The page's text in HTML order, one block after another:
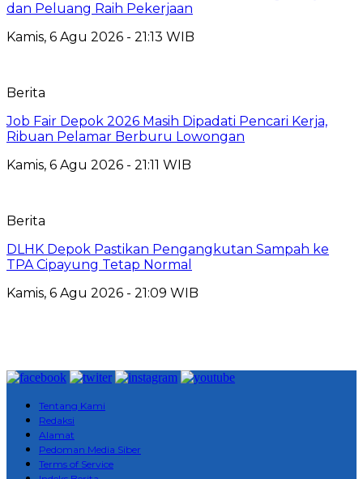
dan Peluang Raih Pekerjaan
Kamis, 6 Agu 2026 - 21:13 WIB
Berita
Job Fair Depok 2026 Masih Dipadati Pencari Kerja,
Ribuan Pelamar Berburu Lowongan
Kamis, 6 Agu 2026 - 21:11 WIB
Berita
DLHK Depok Pastikan Pengangkutan Sampah ke
TPA Cipayung Tetap Normal
Kamis, 6 Agu 2026 - 21:09 WIB
Tentang Kami
Redaksi
Alamat
Pedoman Media Siber
Terms of Service